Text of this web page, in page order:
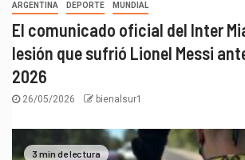
ARGENTINA DEPORTE MUNDIAL
El comunicado oficial del Inter
lesión que sufrió Lionel Messi
2026
26/05/2026 bienalsur1
3 min de lectura